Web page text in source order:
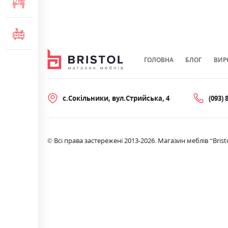
ГОЛОВНА БЛОГ
с.Сокільники, вул.Стрийська, 4 (093)
© Всі права застережені 2013-2026. Магазин меблів